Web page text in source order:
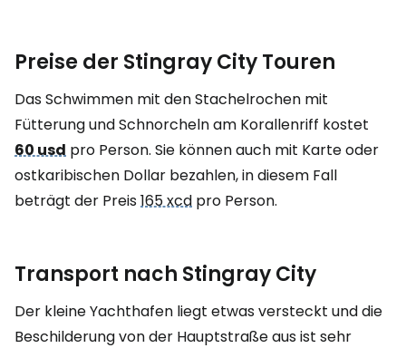
Preise der Stingray City Touren
Das Schwimmen mit den Stachelrochen mit
Fütterung und Schnorcheln am Korallenriff kostet
60 usd pro Person. Sie können auch mit Karte oder
ostkaribischen Dollar bezahlen, in diesem Fall
beträgt der Preis165 xcd pro Person.
Transport nach Stingray City
Der kleine Yachthafen liegt etwas versteckt und die
Beschilderung von der Hauptstraße aus ist sehr